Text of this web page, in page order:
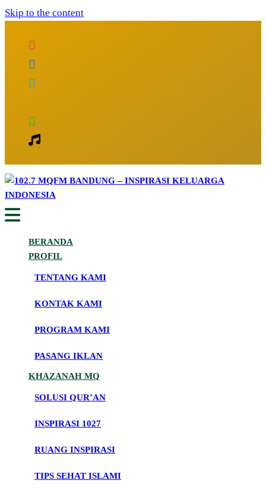
Skip to the content
102.7 MQFM Bandung – Inspirasi
Keluarga Indonesia
Inspirasi Keluarga Indonesia
BERANDA
PROFIL
TENTANG KAMI
KONTAK KAMI
PROGRAM KAMI
PASANG IKLAN
KHAZANAH MQ
SOLUSI QUR’AN
INSPIRASI 1027
RUANG INSPIRASI
TIPS SEHAT ISLAMI